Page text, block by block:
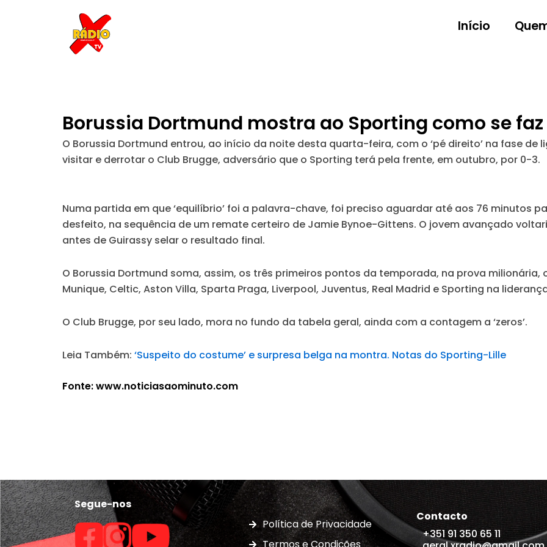
Início
Borussia Dortmund mostra ao Sporting como se
O Borussia Dortmund entrou, ao início da noite desta quarta-feira, com o ‘pé direito’ na fase de
visitar e derrotar o Club Brugge, adversário que o Sporting terá pela frente, em outubro, por 0-3.
Numa partida em que ‘equilíbrio’ foi a palavra-chave, foi preciso aguardar até aos 76 minutos
desfeito, na sequência de um remate certeiro de Jamie Bynoe-Gittens. O jovem avançado
antes de Guirassy selar o resultado final.
O Borussia Dortmund soma, assim, os três primeiros pontos da temporada, na prova milionária,
Munique, Celtic, Aston Villa, Sparta Praga, Liverpool, Juventus, Real Madrid e Sporting na
O Club Brugge, por seu lado, mora no fundo da tabela geral, ainda com a contagem a ‘zeros’.
Leia Também: ‘Suspeito do costume’ e surpresa belga na montra. Notas do Sporting-Lille
Fonte: www.noticiasaominuto.com
Segue-nos
Política de Privacidade
Contacto
+351 91 350 65 11